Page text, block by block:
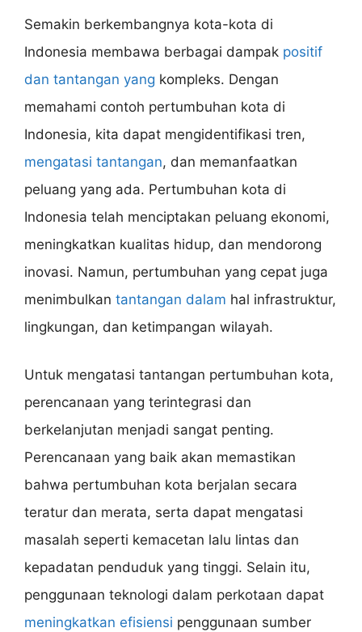
Semakin berkembangnya kota-kota di
Indonesia membawa berbagai dampak positif
dan tantangan yang kompleks. Dengan
memahami contoh pertumbuhan kota di
Indonesia, kita dapat mengidentifikasi tren,
mengatasi tantangan, dan memanfaatkan
peluang yang ada. Pertumbuhan kota di
Indonesia telah menciptakan peluang ekonomi,
meningkatkan kualitas hidup, dan mendorong
inovasi. Namun, pertumbuhan yang cepat juga
menimbulkan tantangan dalam hal infrastruktur,
lingkungan, dan ketimpangan wilayah.
Untuk mengatasi tantangan pertumbuhan kota,
perencanaan yang terintegrasi dan
berkelanjutan menjadi sangat penting.
Perencanaan yang baik akan memastikan
bahwa pertumbuhan kota berjalan secara
teratur dan merata, serta dapat mengatasi
masalah seperti kemacetan lalu lintas dan
kepadatan penduduk yang tinggi. Selain itu,
penggunaan teknologi dalam perkotaan dapat
meningkatkan efisiensi penggunaan sumber